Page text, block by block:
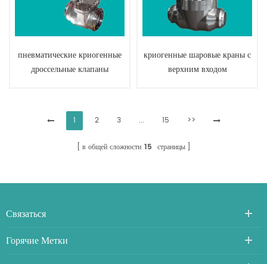
пневматические криогенные
дроссельные клапаны
криогенные шаровые краны с
верхним входом
1 2 3 ... 15 >>
в общей сложности 15 страницы
Связаться
Горячие Метки